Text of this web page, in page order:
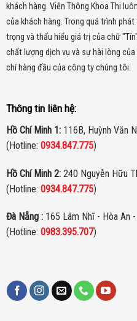
khách hàng. Viễn Thông Khoa Thi
của khách hàng. Trong quá trình
trọng và thấu hiểu giá trị của chữ
chất lượng dịch vụ và sự hài lòng
chí hàng đầu của công ty chúng tôi.
Thông tin liên hệ:
Hồ Chí Minh 1:116B, Huỳnh Văn
(Hotline: 0934.847.775)
Hồ Chí Minh 2:240 Nguyễn Hữu
(Hotline: 0934.847.775)
Đà Nẵng :165 Lâm Nhĩ - Hòa An
(Hotline: 0983.395.707)